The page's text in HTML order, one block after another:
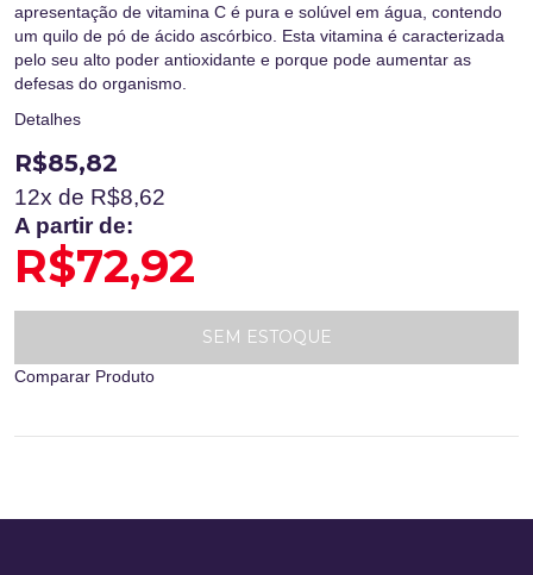
apresentação de vitamina C é pura e solúvel em água, contendo
um quilo de pó de ácido ascórbico. Esta vitamina é caracterizada
pelo seu alto poder antioxidante e porque pode aumentar as
defesas do organismo.
Detalhes
R$85,82
12x de R$8,62
A partir de:
R$72,92
SEM ESTOQUE
Comparar Produto